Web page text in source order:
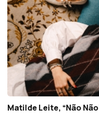
Matilde Leite, “Não